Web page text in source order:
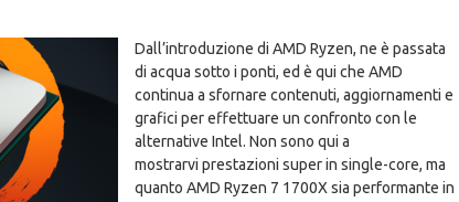
Dall’introduzione di AMD Ryzen, ne è passata
di acqua sotto i ponti, ed è qui che AMD
continua a sfornare contenuti, aggiornamenti e
grafici per effettuare un confronto con le
alternative Intel. Non sono qui a
mostrarvi prestazioni super in single-core, ma
quanto AMD Ryzen 7 1700X sia performante in